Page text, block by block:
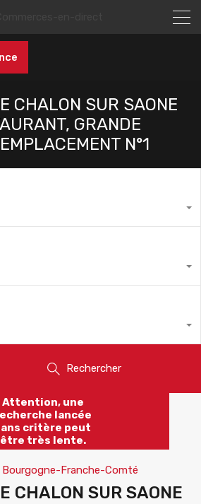
CHALON SUR SAONE
GRANDE
N°1
Rechercher
Attention, une
lancée
critère peut
être très lente.
Bourgogne-Franche-Comté
CHALON SUR SAONE